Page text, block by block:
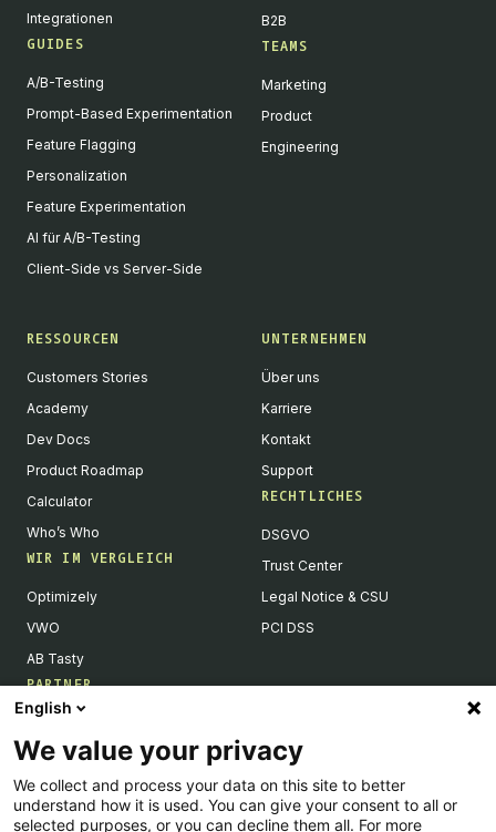
Integrationen
GUIDES
A/B-Testing
Prompt-Based Experimentation
Feature Flagging
Personalization
Feature Experimentation
AI für A/B-Testing
Client-Side vs Server-Side
B2B
TEAMS
Marketing
Product
Engineering
RESSOURCEN
Customers Stories
Academy
Dev Docs
Product Roadmap
Calculator
Who’s Who
WIR IM VERGLEICH
Optimizely
VWO
AB Tasty
PARTNER
Become a Partner
Integrations Directory
Partners Directory
UNTERNEHMEN
Über uns
Karriere
Kontakt
Support
RECHTLICHES
DSGVO
Trust Center
Legal Notice & CSU
PCI DSS
English
We value your privacy
We collect and process your data on this site to better
understand how it is used. You can give your consent to all or
selected purposes, or you can decline them all. For more